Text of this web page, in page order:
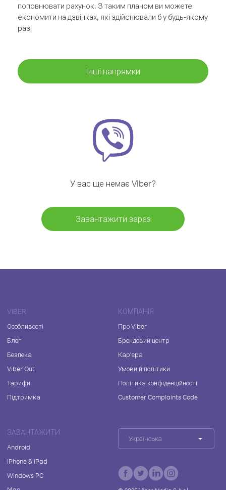
поповнювати рахунок. З таким планом ви можете
економити на дзвінках, які здійснювали б у будь-якому
разі
Інші напрямки
У вас ще немає Viber?
Завантажити зараз
VIBER
Особливості
Блог
Безпека
Viber Out
Тарифи
Підтримка
КОМПАНІЯ
Про Viber
Брендовий центр
Кар'єра
Умови й політики
Політика конфіденційності
Customer Complaints Code
ЗАВАНТАЖИТИ
Android
iPhone & iPad
Windows PC
Українська